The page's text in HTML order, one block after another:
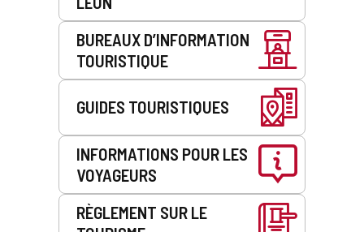
BUREAUX D’INFORMATION
TOURISTIQUE
GUIDES TOURISTIQUES
INFORMATIONS POUR LES
VOYAGEURS
RÈGLEMENT SUR LE